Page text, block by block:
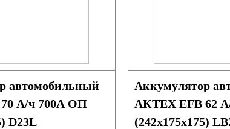
автомобильный
А/ч 700А ОП
D23L
Аккумулятор
АКТЕХ EFB 62
(242x175x175)